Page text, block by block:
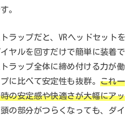
。
ラップだと、VRヘッドセットを
ヤルを回すだけで簡単に装着で
ラップ全体に締め付ける力が働
に比べて安定性も抜群。 これ一
の安定感や快適さが大幅にアッ
の部分がつらくなっても、ダイ